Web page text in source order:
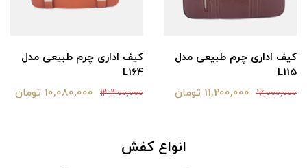
کیف اداری چرم طبیعی مدل
L115
16,000,000 11,200,000 تومان
کیف اداری چرم طبیعی مدل
L164
14,400,000 10,080,000 تومان
انواع کفش